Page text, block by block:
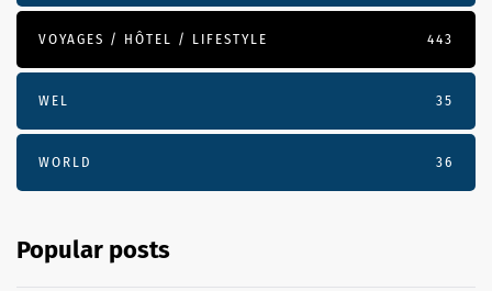
VOYAGES / HÔTEL / LIFESTYLE 443
WEL 35
WORLD 36
Popular posts